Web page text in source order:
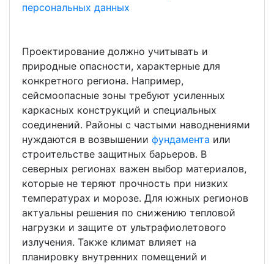
персональных данных
Проектирование должно учитывать и
природные опасности, характерные для
конкретного региона. Например,
сейсмоопасные зоны требуют усиленных
каркасных конструкций и специальных
соединений. Районы с частыми наводнениями
нуждаются в возвышении фундамента или
строительстве защитных барьеров. В
северных регионах важен выбор материалов,
которые не теряют прочность при низких
температурах и морозе. Для южных регионов
актуальны решения по снижению тепловой
нагрузки и защите от ультрафиолетового
излучения. Также климат влияет на
планировку внутренних помещений и